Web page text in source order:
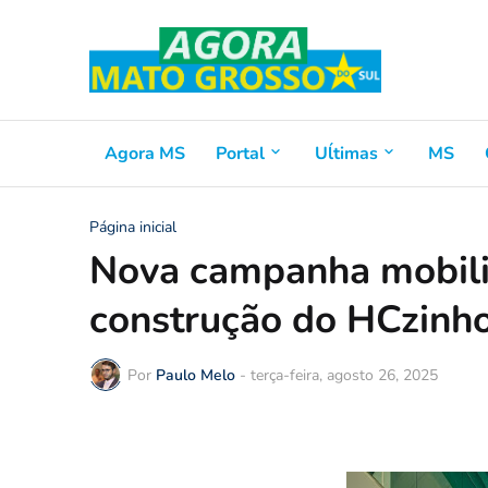
Agora MS Portal Uĺtimas MS
Página inicial
Nova campanha
construção do
Por Paulo Melo - terça-feira, agosto 26, 2025